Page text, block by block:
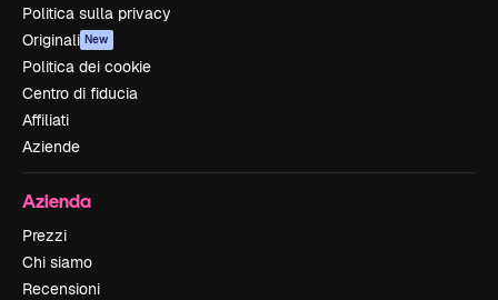
Politica sulla privacy
Originali New
Politica dei cookie
Centro di fiducia
Affiliati
Aziende
Azienda
Prezzi
Chi siamo
Recensioni